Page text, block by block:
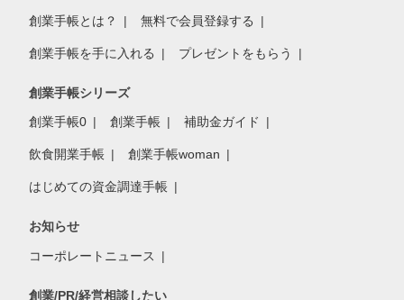
創業手帳とは？ 無料で会員登録する
創業手帳を手に入れる プレゼントをもらう
創業手帳シリーズ
創業手帳0 創業手帳 補助金ガイド
飲食開業手帳 創業手帳woman
はじめての資金調達手帳
お知らせ
コーポレートニュース
創業/PR/経営相談したい